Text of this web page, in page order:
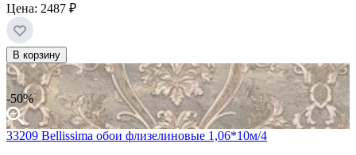
Цена: 2487 ₽
В корзину
-50%
33209 Bellissima обои флизелиновые 1,06*10м/4